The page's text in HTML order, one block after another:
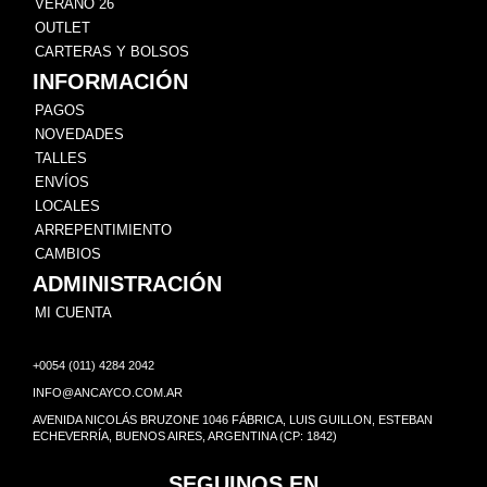
VERANO 26
OUTLET
CARTERAS Y BOLSOS
INFORMACIÓN
PAGOS
NOVEDADES
TALLES
ENVÍOS
LOCALES
ARREPENTIMIENTO
CAMBIOS
ADMINISTRACIÓN
MI CUENTA
+0054 (011) 4284 2042
INFO@ANCAYCO.COM.AR
AVENIDA NICOLÁS BRUZONE 1046 FÁBRICA, LUIS GUILLON, ESTEBAN
ECHEVERRÍA, BUENOS AIRES, ARGENTINA (CP: 1842)